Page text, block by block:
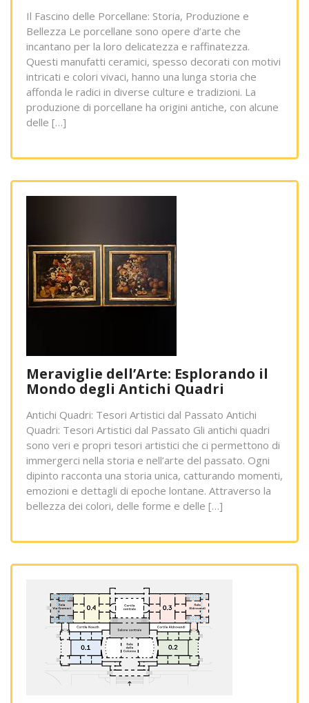
Il Fascino delle Porcellane: Storia, Produzione e
Bellezza Le porcellane sono opere d’arte che
incantano per la loro delicatezza e raffinatezza.
Questi manufatti ceramici, spesso decorati con motivi
intricati e colori vivaci, hanno una lunga storia che
affonda le radici in diverse culture e tradizioni. La
produzione di porcellane ha origini antiche, con alcune
delle […]
Meraviglie dell’Arte: Esplorando il
Mondo degli Antichi Quadri
Antichi Quadri: Tesori Artistici dal Passato Antichi
Quadri: Tesori Artistici dal Passato Gli antichi quadri
sono veri e propri tesori artistici che ci permettono di
immergerci nella storia e nell’arte del passato. Ogni
dipinto racconta una storia unica, catturando momenti,
emozioni e dettagli di epoche lontane. Attraverso la
bellezza dei colori, delle forme e delle […]